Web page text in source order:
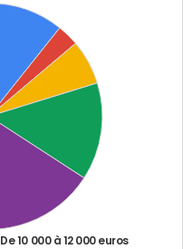
De 10 000 à 12 000 euros